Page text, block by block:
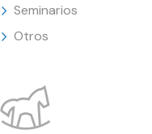
Seminarios
Otros